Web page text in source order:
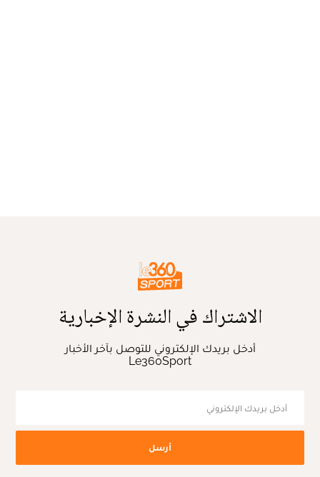
الاشتراك في النشرة الإخبارية
أدخل بريدك الإلكتروني للتوصل بآخر الأخبار
Le360Sport
أرسل